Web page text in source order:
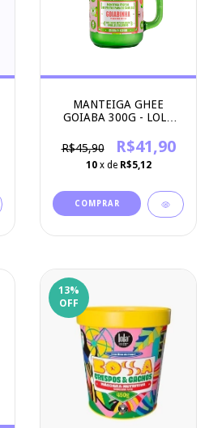
MANTEIGA GHEE
GOIABA 300G - LOLA
R$45,90
R$41,90
10 x de R$5,12
13%
OFF